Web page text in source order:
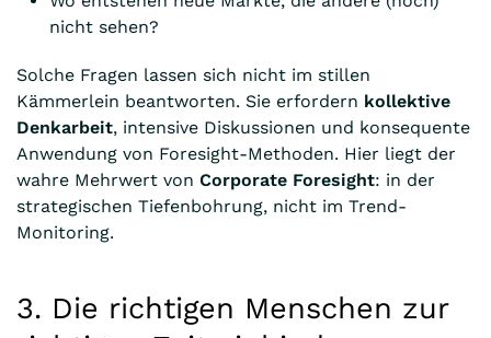
nicht sehen?
Solche Fragen lassen sich nicht im stillen
Kämmerlein beantworten. Sie erfordern kollektive
Denkarbeit, intensive Diskussionen und konsequente
Anwendung von Foresight-Methoden. Hier liegt der
wahre Mehrwert von Corporate Foresight: in der
strategischen Tiefenbohrung, nicht im Trend-
Monitoring.
3. Die richtigen Menschen zur